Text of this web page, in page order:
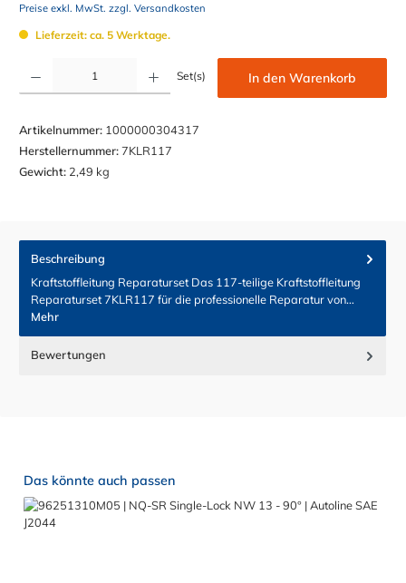
Preise exkl. MwSt. zzgl. Versandkosten
Lieferzeit: ca. 5 Werktage.
Set(s) In den Warenkorb
Artikelnummer: 1000000304317
Herstellernummer:7KLR117
Gewicht: 2,49 kg
Beschreibung
Kraftstoffleitung Reparaturset Das 117-teilige Kraftstoffleitung
Reparaturset 7KLR117 für die professionelle Reparatur von…
Mehr
Bewertungen
Produktgalerie überspringen
Das könnte auch passen